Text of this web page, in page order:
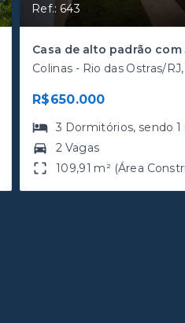
Ref.: 643
Colinas - Rio das Ostras/
R$650.000
3 Dormitórios, sendo1
2 Vagas
109,91 m² (Área